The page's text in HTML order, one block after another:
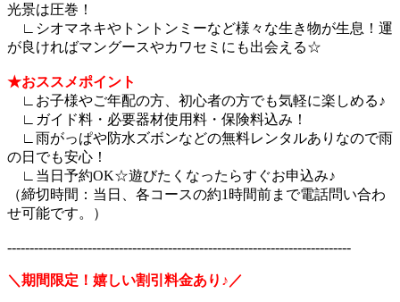
光景は圧巻！
∟シオマネキやトントンミーなど様々な生き物が生息！運
が良ければマングースやカワセミにも出会える☆
★おススメポイント
∟お子様やご年配の方、初心者の方でも気軽に楽しめる♪
∟ガイド料・必要器材使用料・保険料込み！
∟雨がっぱや防水ズボンなどの無料レンタルありなので雨
の日でも安心！
∟当日予約OK☆遊びたくなったらすぐお申込み♪
（締切時間：当日、各コースの約1時間前まで電話問い合わ
せ可能です。）
-----------------------------------------------------------------------------
＼期間限定！嬉しい割引料金あり♪／